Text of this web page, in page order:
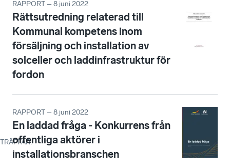
TRÄFFAR:
RAPPORT – 8 juni 2022
Rättsutredning relaterad till
Kommunal kompetens inom
försäljning och installation av
solceller och laddinfrastruktur för
fordon
RAPPORT – 8 juni 2022
En laddad fråga - Konkurrens från
offentliga aktörer i
installationsbranschen